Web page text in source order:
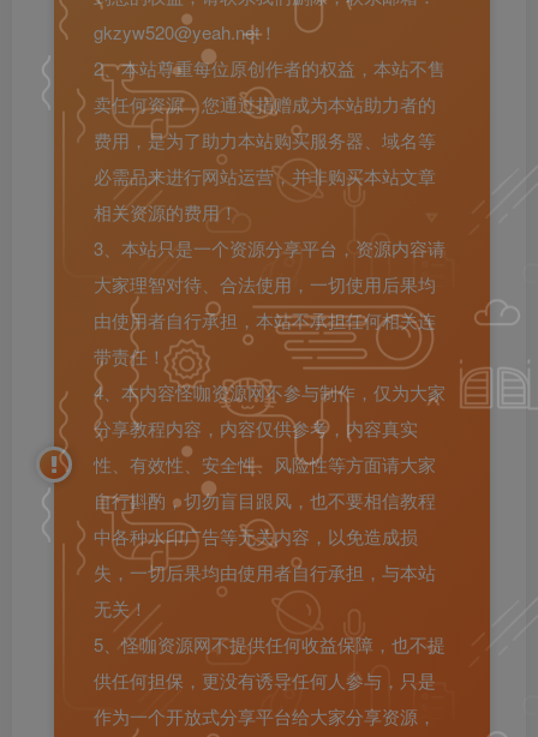
gkzyw520@yeah.net！
2、本站尊重每位原创作者的权益，本站不售
卖任何资源，您通过捐赠成为本站助力者的
费用，是为了助力本站购买服务器、域名等
必需品来进行网站运营，并非购买本站文章
相关资源的费用！
3、本站只是一个资源分享平台，资源内容请
大家理智对待、合法使用，一切使用后果均
由使用者自行承担，本站不承担任何相关连
带责任！
4、本内容怪咖资源网不参与制作，仅为大家
分享教程内容，内容仅供参考，内容真实
性、有效性、安全性、风险性等方面请大家
自行斟酌，切勿盲目跟风，也不要相信教程
中各种水印广告等无关内容，以免造成损
失，一切后果均由使用者自行承担，与本站
无关！
5、怪咖资源网不提供任何收益保障，也不提
供任何担保，更没有诱导任何人参与，只是
作为一个开放式分享平台给大家分享资源，